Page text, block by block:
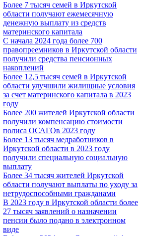
Более 7 тысяч семей в Иркутской
области получают ежемесячную
денежную выплату из средств
материнского капитала
С начала 2024 года более 700
правопреемников в Иркутской области
получили средства пенсионных
накоплений
Более 12,5 тысяч семей в Иркутской
области улучшили жилищные условия
за счет материнского капитала в 2023
году
Более 200 жителей Иркутской области
получили компенсацию стоимости
полиса ОСАГОв 2023 году
Более 13 тысяч медработников в
Иркутской области в 2023 году
получили специальную социальную
выплату
Более 34 тысяч жителей Иркутской
области получают выплаты по уходу за
нетрудоспособными гражданами
В 2023 году в Иркутской области более
27 тысяч заявлений о назначении
пенсии было подано в электронном
виде